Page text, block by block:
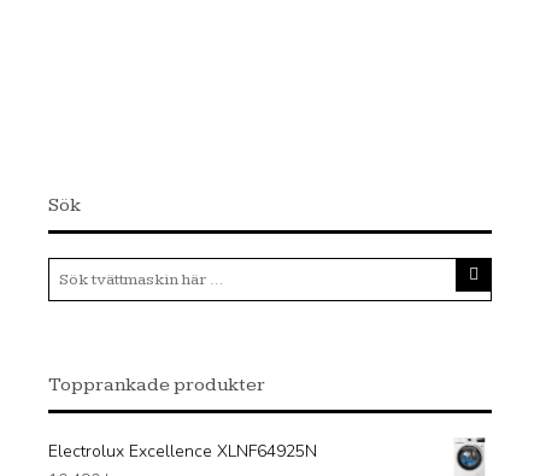
Sök
Topprankade produkter
Electrolux Excellence XLNF64925N